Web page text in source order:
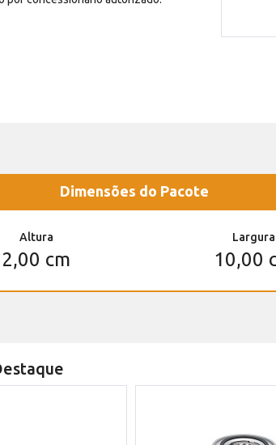
Dimensões do Pacote
Altura
2,00 cm
Largura
10,00